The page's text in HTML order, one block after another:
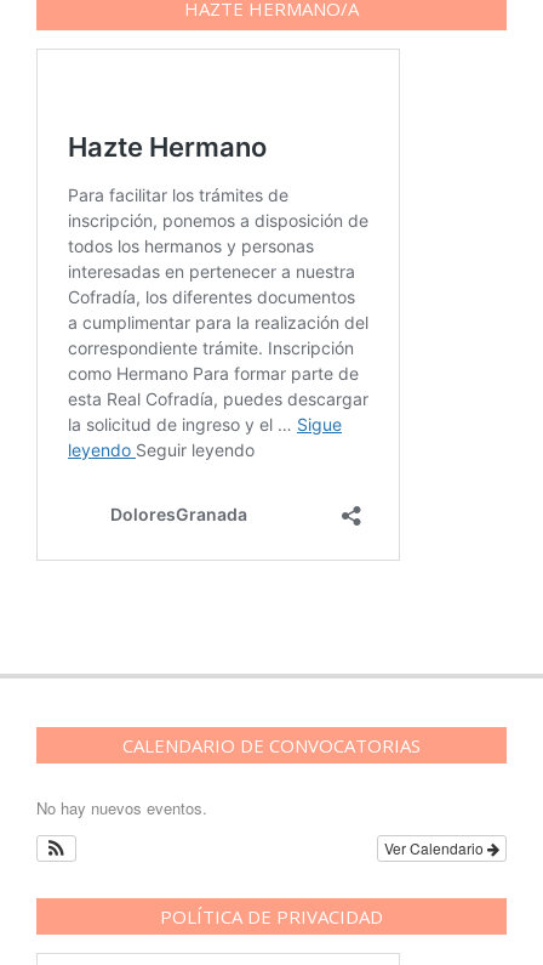
HAZTE HERMANO/A
CALENDARIO DE CONVOCATORIAS
No hay nuevos eventos.
Ver Calendario
POLÍTICA DE PRIVACIDAD